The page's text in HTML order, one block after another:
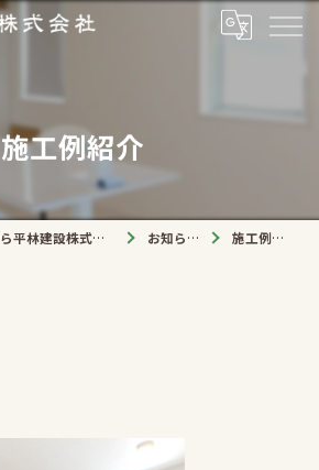
施工例紹介
大多喜町の工務店なら平林建設株式会社 お知らせ 施工例紹介